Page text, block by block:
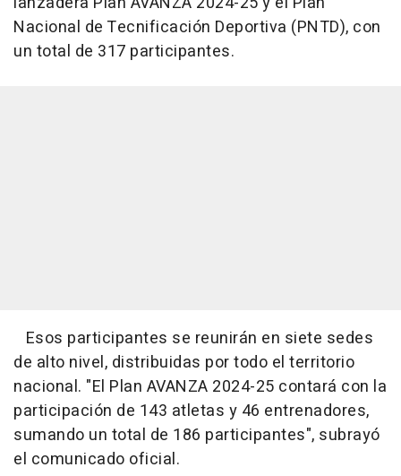
Nacional de Tecnificación Deportiva (PNTD), con
un total de 317 participantes.
Esos participantes se reunirán en siete sedes
de alto nivel, distribuidas por todo el territorio
nacional. "El Plan AVANZA 2024-25 contará con la
participación de 143 atletas y 46 entrenadores,
sumando un total de 186 participantes", subrayó
el comunicado oficial.